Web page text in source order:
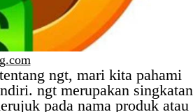
ngt, mari kita pahami
ngt merupakan singkatan
pada nama produk atau